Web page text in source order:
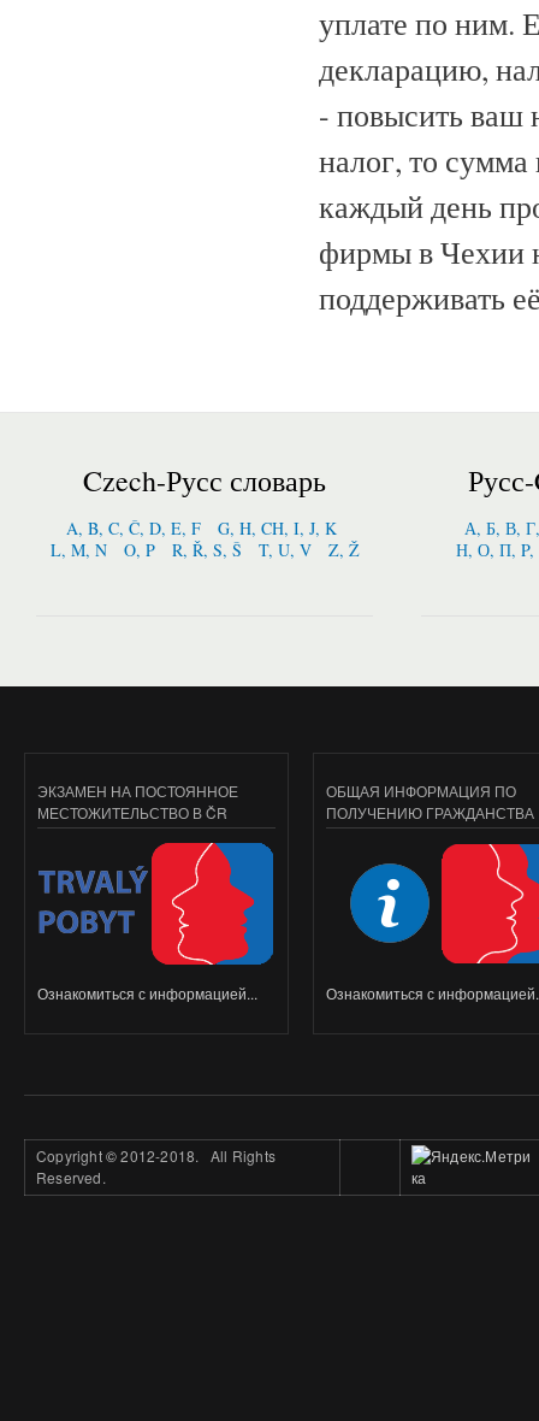
уплате по ним.
декларацию,
- повысить ваш
налог, то
каждый день
фирмы в Чехии
поддерживать
Czech-Русс словарь
A, B, C, Č, D, E, F
G, H, CH, I, J, K
L, M, N
O, P R, Ř, S, Š T, U, V Z, Ž
А, Б, В,
Н, О, П,
ЭКЗАМЕН НА ПОСТОЯННОЕ
МЕСТОЖИТЕЛЬСТВО В ČR
Ознакомиться с информацией...
ОБЩАЯ ИНФОРМАЦИЯ ПО
ПОЛУЧЕНИЮ ГРАЖДАНСТВА
Ознакомиться с
Copyright©2012-2018. All Rights
Reserved.